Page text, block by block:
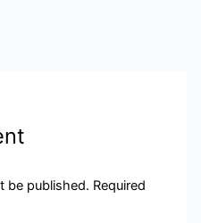
be published. Required